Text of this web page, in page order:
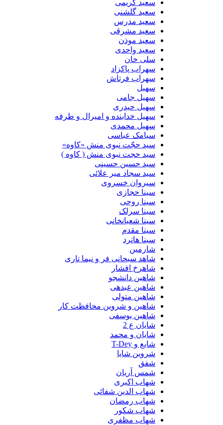
سعید کریمی
سعید گلشنی
سعید مدرس
سعید مشرقی
سعید موذن
سعید واحدی
سلی خان
سهراب پاکزاد
سهراب فرتاش
سهیل
سهیل جامی
سهیل حیدری
سهیل خدابنده و امیرال و طرفه
سهیل محمدی
سیامک عباسی
سید حجّت نبوی منش «کاوه»
سید حجت نبوی منش ( کاوه )
سید حسین حسینى
سید سجاد میر علائی
سیروان خسروی
سینا حجازی
سینا روحی
سینا سرلک
سینا شعبانخانی
سینا مقدم
سینا هاترد
شارمین
شاهد سبحانی فر و نیما تاری
شاهرخ افشار
شاهین دانشجو
شاهین عبدهی
شاهین متولی
شاهین و شروین محافظت کار
شاهین یوسفی
شایان ع 2
شایان و محمد
شایع و T-Dey
شروین شایا
شفق
شمس آریان
شهاب اکبری
شهاب الدین شفائی
شهاب رمضان
شهاب شکور
شهاب مظفری